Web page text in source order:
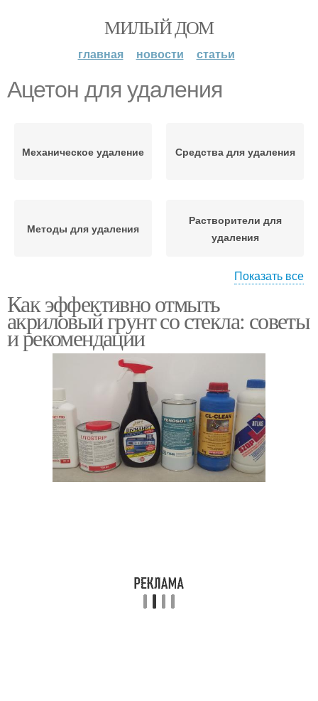
МИЛЫЙ ДОМ
главная новости статьи
Ацетон для удаления
Механическое удаление Средства для удаления
Методы для удаления
Растворители для
удаления
Вещества для удаления
удалением
Показать все
Как эффективно отмыть
акриловый грунт со стекла: советы
и рекомендации